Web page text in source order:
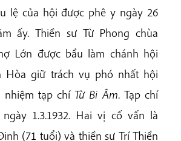
lệ của hội được phê y ngày 26
ấy. Thiền sư Từ Phong chùa
Lớn được bầu làm chánh hội
Hòa giữ trách vụ phó nhất hội
nhiệm tạp chí Từ Bi Âm. Tạp chí
1.3.1932. Hai vị cố vấn là
(71 tuổi) và thiền sư Trí Thiền